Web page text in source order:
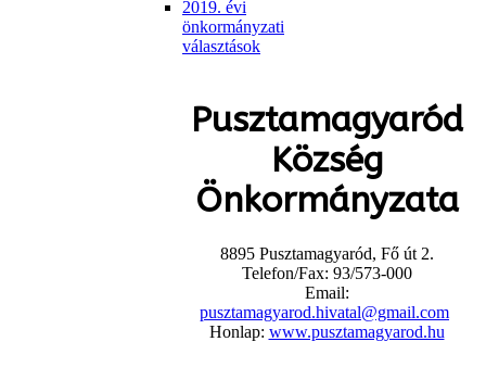
2019. évi
önkormányzati
választások
Pusztamagyaród
Község
Önkormányzata
8895 Pusztamagyaród, Fő út 2.
Telefon/Fax: 93/573-000
Email:
pusztamagyarod.hivatal@gmail.com
Honlap: www.pusztamagyarod.hu